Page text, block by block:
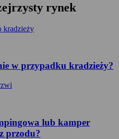
rynek
w przypadku kradzieży?
lub kamper
przodu?